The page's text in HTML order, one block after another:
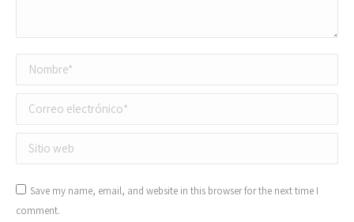
Nombre *
Correo electrónico *
Sitio web
Save my name, email, and website in this browser for the next time I
comment.